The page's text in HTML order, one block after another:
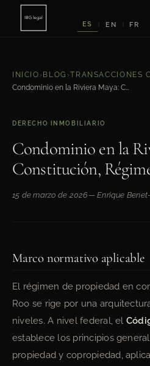
ES EN FR
INICIO › BLOG ›TRANSACCIONES
Condominio en la Riviera Maya: Constitución, Régimen y Conflictos
DERECHO INMOBILIARIO
Condominio en la
Constitución,
15 de marzo de 2026— Enrique
Marco normativo aplicable
El régimen de propiedad en
Roo se rige por una
niveles. A nivel federal, el
establece los principios
propiedad y copropiedad,